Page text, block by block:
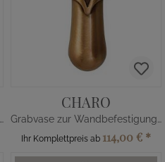
Grabfigur Madonna - Steinguss winterfest
CHARO
Grabvase zur Wandbefestigung aus Bronze
Ihr Komplettpreis ab 114,00 € *